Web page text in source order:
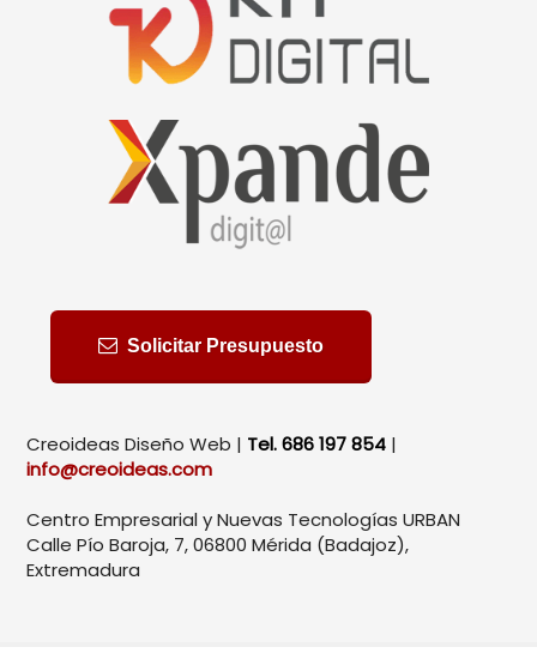
Solicitar Presupuesto
Creoideas Diseño Web | Tel. 686 197 854 |
info@creoideas.com
Centro Empresarial y Nuevas Tecnologías URBAN
Calle Pío Baroja, 7, 06800 Mérida (Badajoz),
Extremadura